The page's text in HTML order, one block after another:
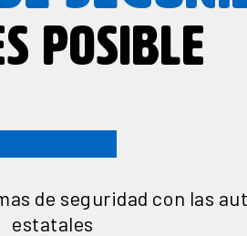
POSIBLE
de seguridad con las
estatales